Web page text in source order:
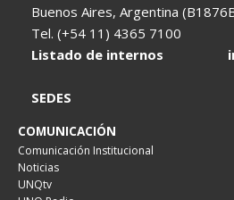
Buenos Aires, Argentina
Tel. (+54 11) 4365 7100
Listado de internos
SEDES
COMUNICACIÓN
Comunicación Institucional
Noticias
UNQtv